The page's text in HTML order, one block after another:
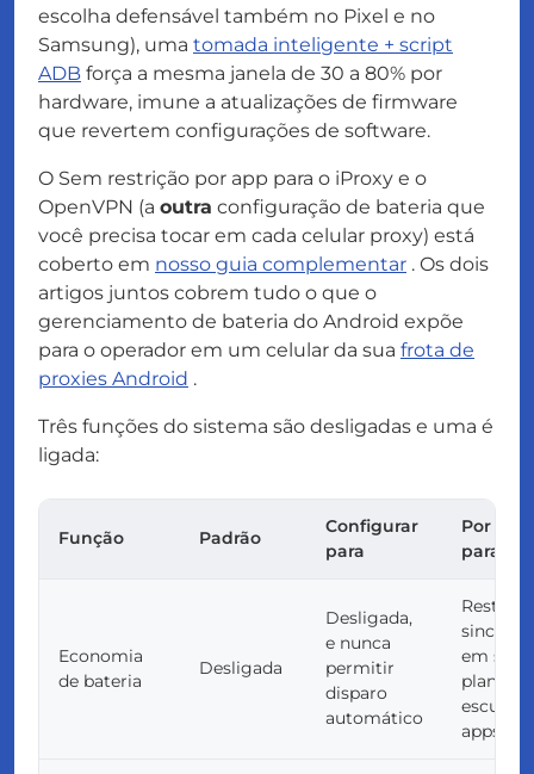
escolha defensável também no Pixel e no
Samsung), uma tomada inteligente + script
ADB força a mesma janela de 30 a 80% por
hardware, imune a atualizações de firmware
que revertem configurações de software.
O Sem restrição por app para o iProxy e o
OpenVPN (a outra configuração de bateria que
você precisa tocar em cada celular proxy) está
coberto em nosso guia complementar . Os dois
artigos juntos cobrem tudo o que o
gerenciamento de bateria do Android expõe
para o operador em um celular da sua frota de
proxies Android .
Três funções do sistema são desligadas e uma é
ligada:
Função Padrão
Configurar
para
Por
para
Economia
de bateria
Desligada
Desligada,
e nunca
permitir
disparo
automático
em
plano,
apps